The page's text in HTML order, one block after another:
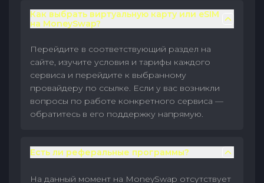
Как выбрать виртуальную карту или eSIM
на MoneySwap?
Перейдите в соответствующий раздел на
сайте, изучите условия и тарифы каждого
сервиса и перейдите к выбранному
провайдеру по ссылке. Если у вас возникли
вопросы по работе конкретного сервиса —
обратитесь в его поддержку напрямую.
Есть ли реферальные программы?
На данный момент на MoneySwap отсутствует